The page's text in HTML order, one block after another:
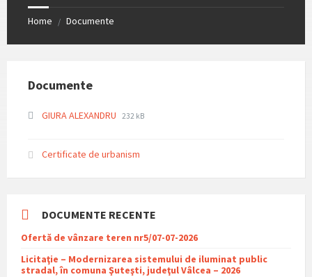
Home / Documente
Documente
GIURA ALEXANDRU File
File
232 kB
Certificate de urbanism
DOCUMENTE RECENTE
Ofertă de vânzare teren nr5/07-07-2026
Licitaţie – Modernizarea sistemului de iluminat public
stradal, în comuna Şuteşti, judeţul Vâlcea – 2026